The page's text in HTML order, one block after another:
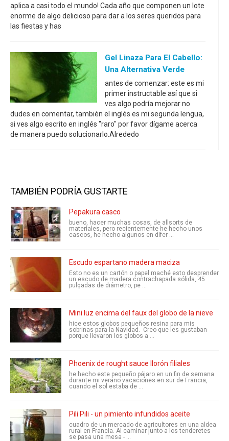
aplica a casi todo el mundo! Cada año que componen un lote
enorme de algo delicioso para dar a los seres queridos para
las fiestas y has
Gel Linaza Para El Cabello:
Una Alternativa Verde
antes de comenzar: este es mi
primer instructable así que si
ves algo podría mejorar no
dudes en comentar, también el inglés es mi segunda lengua,
si ves algo escrito en inglés "raro" por favor dígame acerca
de manera puedo solucionarlo.Alrededo
TAMBIÉN PODRÍA GUSTARTE
Pepakura casco
bueno, hacer muchas cosas, de allsorts de
materiales, pero recientemente he hecho unos
cascos, he hecho algunos en difer ...
Escudo espartano madera maciza
Esto no es un cartón o papel maché esto desprender
un escudo de madera contrachapada sólida, 45
pulgadas de diámetro, pe ...
Mini luz encima del faux del globo de la nieve
hice estos globos pequeños resina para mis
sobrinas para la Navidad. Creo que les gustaban
porque llevaron los globos a ...
Phoenix de rought sauce llorón filiales
he hecho este pequeño pájaro en un fin de semana
durante mi verano vacaciones en sur de Francia,
cuando el sol estaba de ...
Pili Pili - un pimiento infundidos aceite
cuadro de un mercado de agricultores en una aldea
rural en Francia. Al caminar junto a los tenderetes
se pasa una mesa - ...